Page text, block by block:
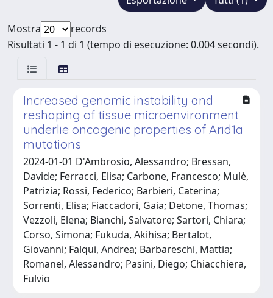
Mostra
records
Risultati 1 - 1 di 1 (tempo di esecuzione: 0.004 secondi).
Increased genomic instability and
reshaping of tissue microenvironment
underlie oncogenic properties of Arid1a
mutations
2024-01-01 D'Ambrosio, Alessandro; Bressan,
Davide; Ferracci, Elisa; Carbone, Francesco; Mulè,
Patrizia; Rossi, Federico; Barbieri, Caterina;
Sorrenti, Elisa; Fiaccadori, Gaia; Detone, Thomas;
Vezzoli, Elena; Bianchi, Salvatore; Sartori, Chiara;
Corso, Simona; Fukuda, Akihisa; Bertalot,
Giovanni; Falqui, Andrea; Barbareschi, Mattia;
Romanel, Alessandro; Pasini, Diego; Chiacchiera,
Fulvio